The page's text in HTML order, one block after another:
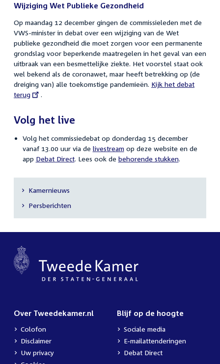
Wijziging Wet Publieke Gezondheid
Op maandag 12 december gingen de commissieleden met de
VWS-minister in debat over een wijziging van de Wet
publieke gezondheid die moet zorgen voor een permanente
grondslag voor beperkende maatregelen in het geval van een
uitbraak van een besmettelijke ziekte. Het voorstel staat ook
wel bekend als de coronawet, maar heeft betrekking op (de
dreiging van) alle toekomstige pandemieën. External
Kijk het debat
terug
.
Volg het live
Volg het commissiedebat op donderdag 15 december
vanaf 13.00 uur via de livestreamop deze website en de
app Debat Direct. Lees ook de behorende stukken.
Secundaire
navigatie
Kamernieuws
Persberichten
Over Tweedekamer.nl
Colofon
Disclaimer
Uw privacy
Blijf op de hoogte
Sociale media
E-mailattenderingen
Debat Direct